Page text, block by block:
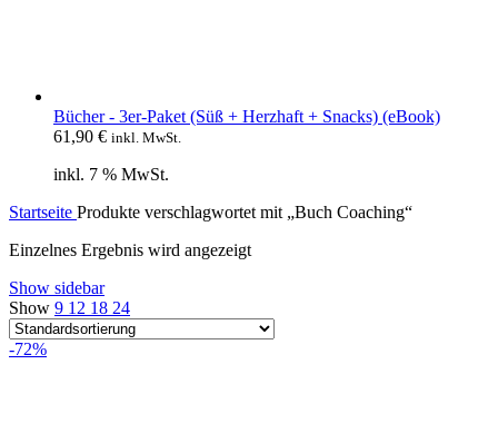
Bücher - 3er-Paket (Süß + Herzhaft + Snacks) (eBook)
61,90 € inkl. MwSt.
inkl. 7 % MwSt.
Startseite Produkte verschlagwortet mit „Buch Coaching“
Einzelnes Ergebnis wird angezeigt
Show sidebar
Show 9 12 18 24
-72%